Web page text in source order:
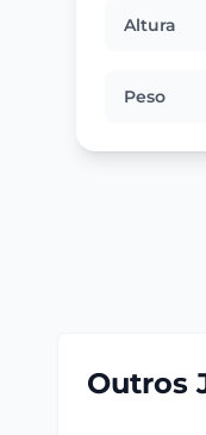
Altura
Peso
Outros